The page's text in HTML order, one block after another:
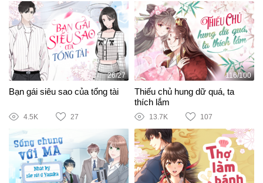
26/27
Bạn gái siêu sao của tổng tài
4.5K 27
116/100
Thiếu chủ hung dữ quá, ta
thích lắm
13.7K 107